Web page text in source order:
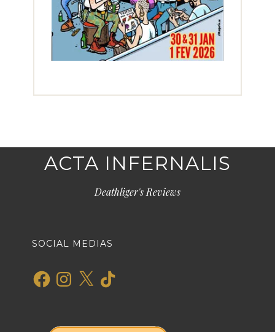
ACTA INFERNALIS
Deathliger's Reviews
SOCIAL MEDIAS
FacebookInstagram
X TikTok